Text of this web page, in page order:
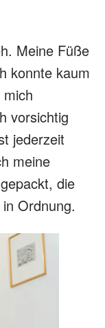
Meine Füße
konnte kaum
vorsichtig
jederzeit
meine
die
Ordnung.